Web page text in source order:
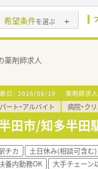
希望条件を選ぶ
薬剤師求人
日： 2026/06/19 薬剤師求人
パート・アルバイト 病院・ク
半田市/知多半
チカ 土日休み(相談可含む)
養内勤務OK
大手チェーン